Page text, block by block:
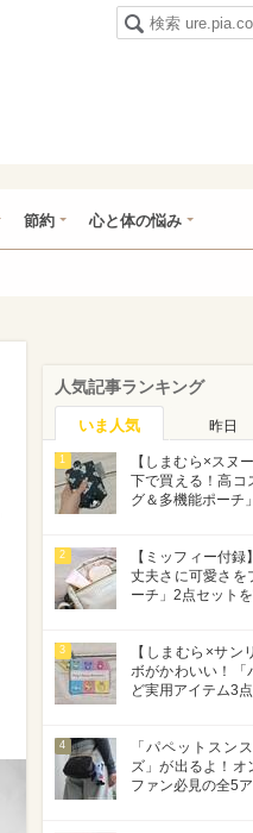
節約 心と体の悩み
人気記事ランキング
いま人気 昨日
1
【しまむら×スヌ
下で買える！高コ
グ＆多機能ポーチ
2
【ミッフィー付
丈夫さに可愛さを
ーチ」2点セット
3
【しまむら×サン
ボがかわいい！「
ど実用アイテム3
4
「パペットスン
ズ」が出るよ！オ
ファン必見の全5